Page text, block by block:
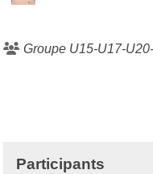
Groupe U15-U17-
Participants